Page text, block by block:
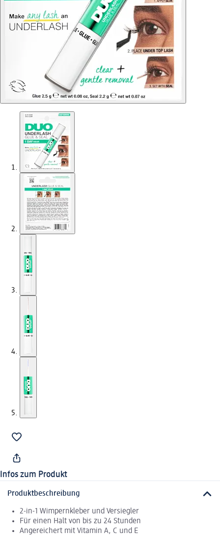
Infos zum Produkt
Produktbeschreibung
2-in-1 Wimpernkleber und Versiegler
Für einen Halt von bis zu 24 Stunden
Angereichert mit Vitamin A, C und E